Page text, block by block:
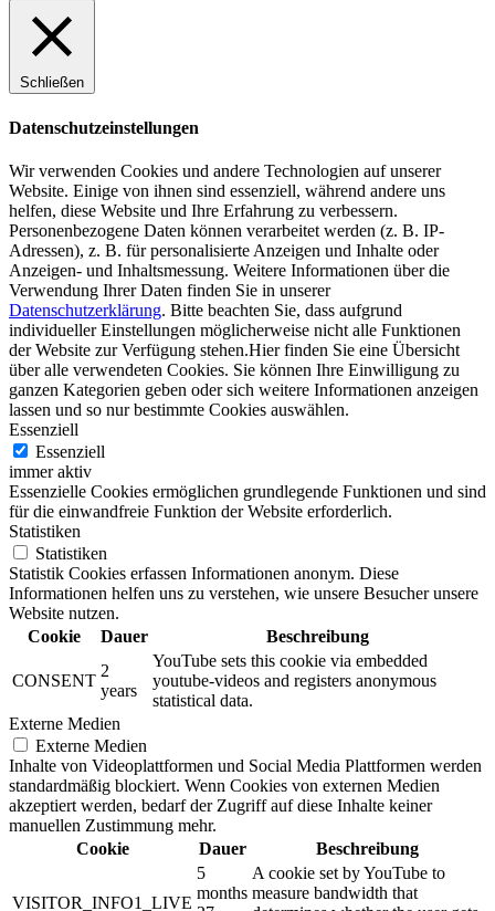
Schließen
Datenschutzeinstellungen
Wir verwenden Cookies und andere Technologien auf unserer
Website. Einige von ihnen sind essenziell, während andere uns
helfen, diese Website und Ihre Erfahrung zu verbessern.
Personenbezogene Daten können verarbeitet werden (z. B. IP-
Adressen), z. B. für personalisierte Anzeigen und Inhalte oder
Anzeigen- und Inhaltsmessung. Weitere Informationen über die
Verwendung Ihrer Daten finden Sie in unserer
Datenschutzerklärung. Bitte beachten Sie, dass aufgrund
individueller Einstellungen möglicherweise nicht alle Funktionen
der Website zur Verfügung stehen.Hier finden Sie eine Übersicht
über alle verwendeten Cookies. Sie können Ihre Einwilligung zu
ganzen Kategorien geben oder sich weitere Informationen anzeigen
lassen und so nur bestimmte Cookies auswählen.
Essenziell
Essenziell
immer aktiv
Essenzielle Cookies ermöglichen grundlegende Funktionen und sind
für die einwandfreie Funktion der Website erforderlich.
Statistiken
Statistiken
Statistik Cookies erfassen Informationen anonym. Diese
Informationen helfen uns zu verstehen, wie unsere Besucher unsere
Website nutzen.
Cookie
Dauer Beschreibung
CONSENT
2
years
YouTube sets this cookie via embedded
youtube-videos and registers anonymous
statistical data.
Externe Medien
Externe Medien
Inhalte von Videoplattformen und Social Media Plattformen werden
standardmäßig blockiert. Wenn Cookies von externen Medien
akzeptiert werden, bedarf der Zugriff auf diese Inhalte keiner
manuellen Zustimmung mehr.
Cookie
Dauer Beschreibung
VISITOR_INFO1_LIVE
5
months
A cookie set by YouTube to
measure bandwidth that